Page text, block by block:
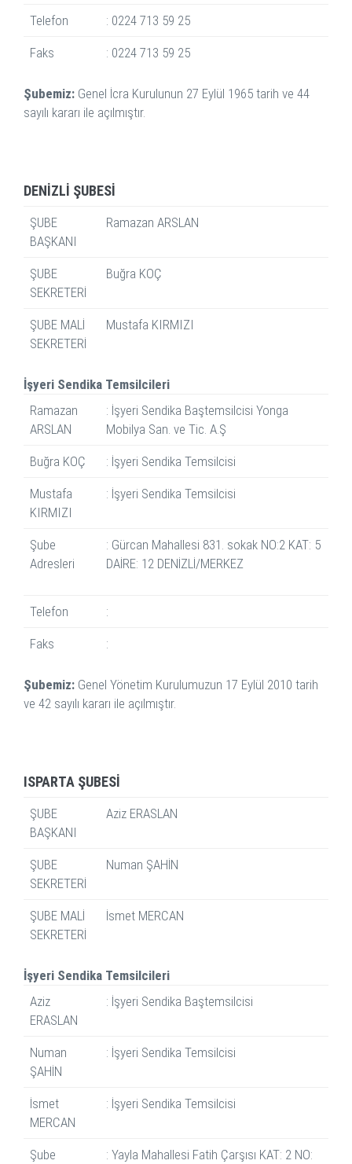
Telefon : 0224 713 59 25
Faks : 0224 713 59 25
Şubemiz: Genel İcra Kurulunun 27 Eylül 1965 tarih ve 44
sayılı kararı ile açılmıştır.
DENİZLİ ŞUBESİ
ŞUBE
BAŞKANI
Ramazan ARSLAN
ŞUBE
SEKRETERİ
Buğra KOÇ
ŞUBE MALİ
SEKRETERİ
Mustafa KIRMIZI
İşyeri Sendika Temsilcileri
Ramazan
ARSLAN
: İşyeri Sendika Baştemsilcisi Yonga
Mobilya San. ve Tic. A.Ş
Buğra KOÇ : İşyeri Sendika Temsilcisi
Mustafa
KIRMIZI
: İşyeri Sendika Temsilcisi
Şube
Adresleri
: Gürcan Mahallesi 831. sokak NO:2 KAT: 5
DAİRE: 12 DENİZLİ/MERKEZ
Telefon :
Faks :
Şubemiz: Genel Yönetim Kurulumuzun 17 Eylül 2010 tarih
ve 42 sayılı kararı ile açılmıştır.
ISPARTA ŞUBESİ
ŞUBE
BAŞKANI
Aziz ERASLAN
ŞUBE
SEKRETERİ
Numan ŞAHİN
ŞUBE MALİ
SEKRETERİ
İsmet MERCAN
İşyeri Sendika Temsilcileri
Aziz
ERASLAN
: İşyeri Sendika Baştemsilcisi
Numan
ŞAHİN
: İşyeri Sendika Temsilcisi
İsmet
MERCAN
: İşyeri Sendika Temsilcisi
Şube
: Yayla Mahallesi Fatih Çarşısı KAT: 2 NO: